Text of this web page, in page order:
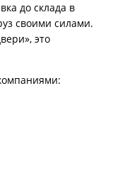
до склада в
своими силами.
это